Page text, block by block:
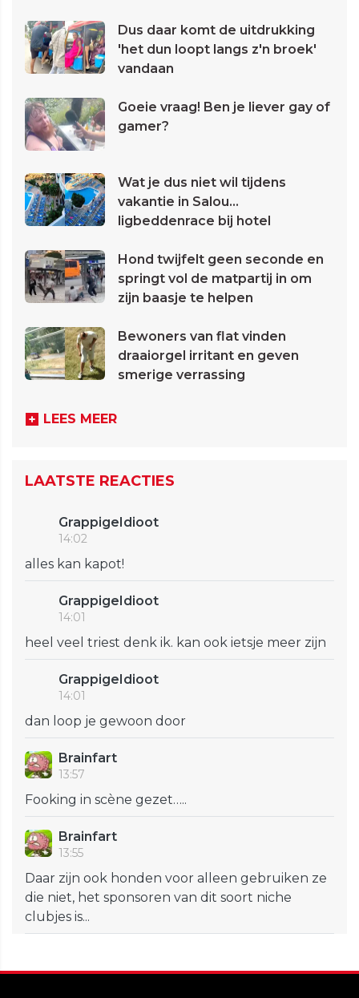
Dus daar komt de uitdrukking
'het dun loopt langs z'n broek'
vandaan
Goeie vraag! Ben je liever gay of
gamer?
Wat je dus niet wil tijdens
vakantie in Salou...
ligbeddenrace bij hotel
Hond twijfelt geen seconde en
springt vol de matpartij in om
zijn baasje te helpen
Bewoners van flat vinden
draaiorgel irritant en geven
smerige verrassing
LEES MEER
LAATSTE REACTIES
GrappigeIdioot
14:02
alles kan kapot!
GrappigeIdioot
14:01
heel veel triest denk ik. kan ook ietsje meer zijn
GrappigeIdioot
14:01
dan loop je gewoon door
Brainfart
13:57
Fooking in scène gezet…..
Brainfart
13:55
Daar zijn ook honden voor alleen gebruiken ze
die niet, het sponsoren van dit soort niche
clubjes is...